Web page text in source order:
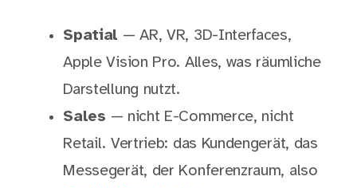
Spatial — AR, VR, 3D-Interfaces,
Apple Vision Pro. Alles, was räumliche
Darstellung nutzt.
Sales — nicht E-Commerce, nicht
Retail. Vertrieb: das Kundengerät, das
Messegerät, der Konferenzraum, also